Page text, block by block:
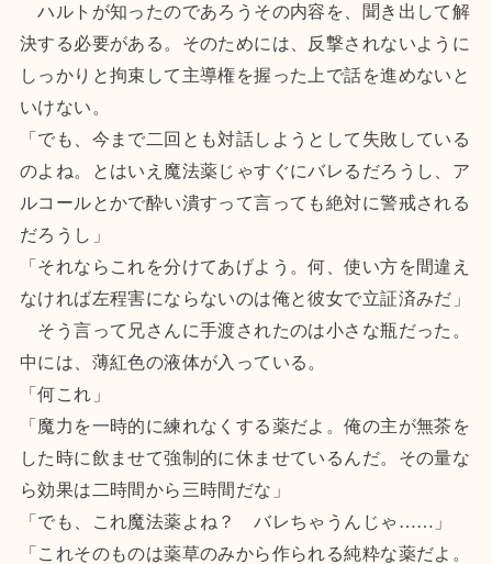
ハルトが知ったのであろうその内容を、聞き出して解
決する必要がある。そのためには、反撃されないように
しっかりと拘束して主導権を握った上で話を進めないと
いけない。
「でも、今まで二回とも対話しようとして失敗している
のよね。とはいえ魔法薬じゃすぐにバレるだろうし、ア
ルコールとかで酔い潰すって言っても絶対に警戒される
だろうし」
「それならこれを分けてあげよう。何、使い方を間違え
なければ左程害にならないのは俺と彼女で立証済みだ」
そう言って兄さんに手渡されたのは小さな瓶だった。
中には、薄紅色の液体が入っている。
「何これ」
「魔力を一時的に練れなくする薬だよ。俺の主が無茶を
した時に飲ませて強制的に休ませているんだ。その量な
ら効果は二時間から三時間だな」
「でも、これ魔法薬よね？ バレちゃうんじゃ……」
「これそのものは薬草のみから作られる純粋な薬だよ。